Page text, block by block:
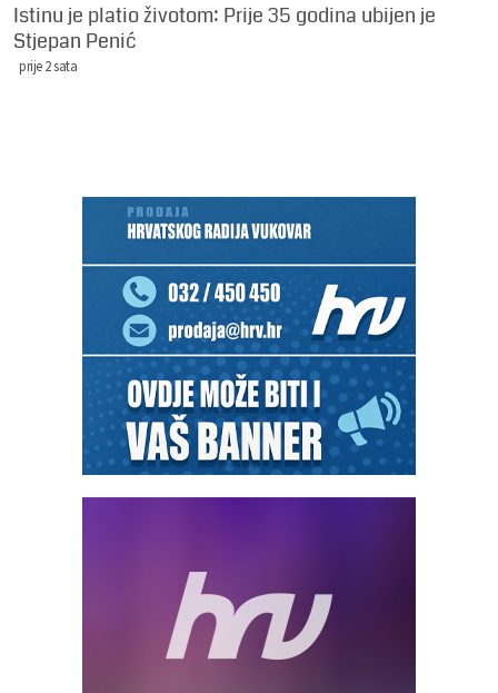
Istinu je platio životom: Prije 35 godina ubijen je
Stjepan Penić
prije 2 sata